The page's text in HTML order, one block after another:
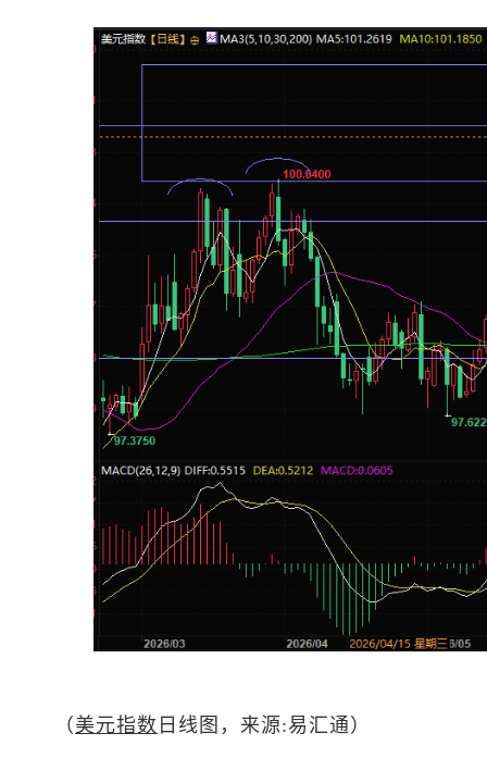
（ 美元指数 日线图，来源:易汇通）